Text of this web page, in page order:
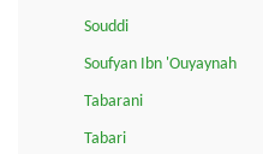
Souddi
Soufyan Ibn 'Ouyaynah
Tabarani
Tabari